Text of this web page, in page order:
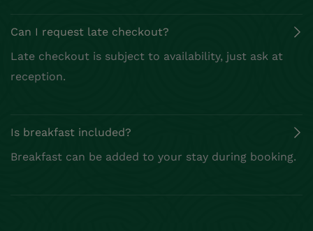
Can I request late checkout?
Late checkout is subject to availability, just ask at
reception.
Is breakfast included?
Breakfast can be added to your stay during booking.